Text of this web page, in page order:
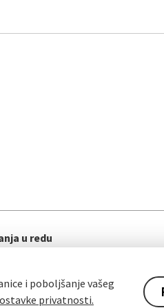
i poboljšanje vašeg
privatnosti.
u redu